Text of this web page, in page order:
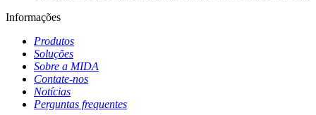
Informações
Produtos
Soluções
Sobre a MIDA
Contate-nos
Notícias
Perguntas frequentes